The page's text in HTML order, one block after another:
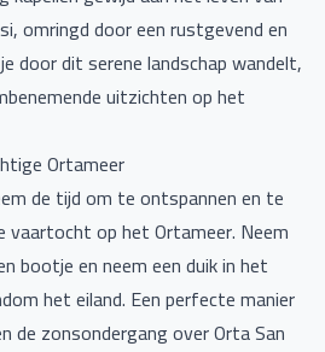
omringd door een rustgevend en
door dit serene landschap wandelt,
uitzichten op het
Ortameer
de tijd om te ontspannen en te
vaartocht op het Ortameer. Neem
bootje en neem een duik in het
het eiland. Een perfecte manier
de zonsondergang over Orta San